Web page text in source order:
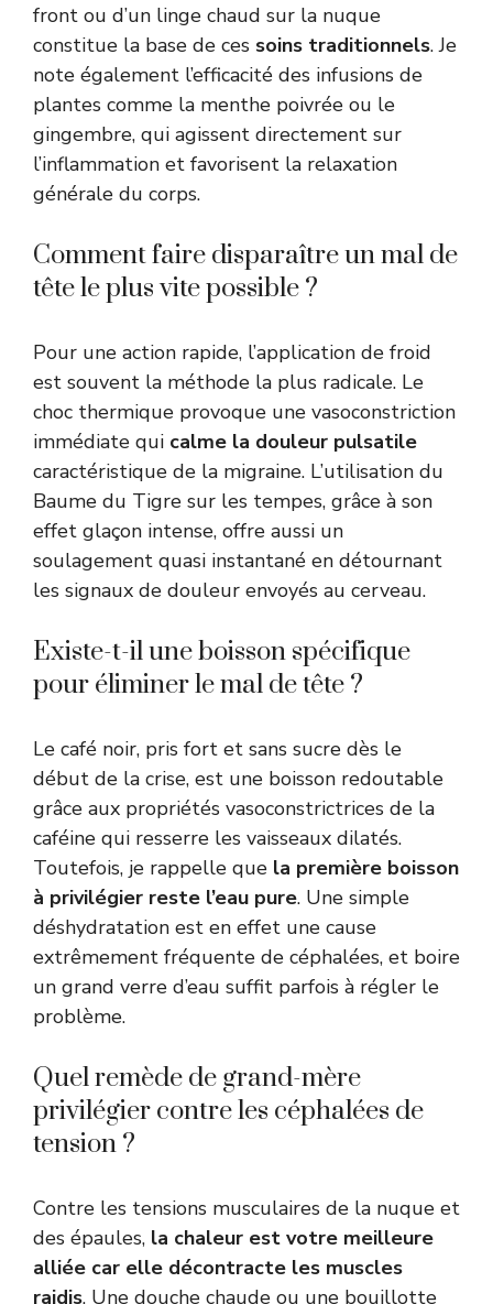
front ou d’un linge chaud sur la nuque
constitue la base de ces soins traditionnels. Je
note également l’efficacité des infusions de
plantes comme la menthe poivrée ou le
gingembre, qui agissent directement sur
l’inflammation et favorisent la relaxation
générale du corps.
Comment faire disparaître un mal de
tête le plus vite possible ?
Pour une action rapide, l’application de froid
est souvent la méthode la plus radicale. Le
choc thermique provoque une vasoconstriction
immédiate qui calme la douleur pulsatile
caractéristique de la migraine. L’utilisation du
Baume du Tigre sur les tempes, grâce à son
effet glaçon intense, offre aussi un
soulagement quasi instantané en détournant
les signaux de douleur envoyés au cerveau.
Existe-t-il une boisson spécifique
pour éliminer le mal de tête ?
Le café noir, pris fort et sans sucre dès le
début de la crise, est une boisson redoutable
grâce aux propriétés vasoconstrictrices de la
caféine qui resserre les vaisseaux dilatés.
Toutefois, je rappelle que la première boisson
à privilégier reste l’eau pure. Une simple
déshydratation est en effet une cause
extrêmement fréquente de céphalées, et boire
un grand verre d’eau suffit parfois à régler le
problème.
Quel remède de grand-mère
privilégier contre les céphalées de
tension ?
Contre les tensions musculaires de la nuque et
des épaules, la chaleur est votre meilleure
alliée car elle décontracte les muscles
raidis. Une douche chaude ou une bouillotte